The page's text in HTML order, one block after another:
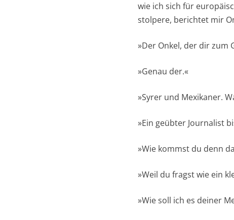
wie ich sich für
stolpere, berichtet mir
»Der Onkel, der dir zum
»Genau der.«
»Syrer und Mexikaner.
»Ein geübter Journalist
»Wie kommst du denn
»Weil du fragst wie ein
»Wie soll ich es deiner